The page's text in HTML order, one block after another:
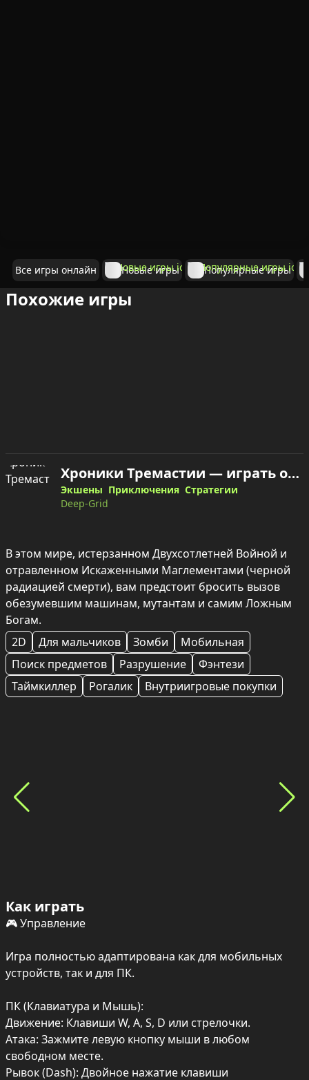
Все игры онлайн Новые игры Популярные игры
Похожие игры
Хроники Тремастии — играть онлайн
Экшены Приключения Стратегии
Deep-Grid
В этом мире, истерзанном Двухсотлетней Войной и
отравленном Искаженными Маглементами (черной
радиацией смерти), вам предстоит бросить вызов
обезумевшим машинам, мутантам и самим Ложным
Богам.
2D
Для мальчиков Зомби
Мобильная
Поиск предметов
Разрушение
Фэнтези
Таймкиллер
Рогалик Внутриигровые покупки
Как играть
🎮 Управление
Игра полностью адаптирована как для мобильных
устройств, так и для ПК.
ПК (Клавиатура и Мышь):
Движение: Клавиши W, A, S, D или стрелочки.
Атака: Зажмите левую кнопку мыши в любом
свободном месте.
Рывок (Dash): Двойное нажатие клавиши